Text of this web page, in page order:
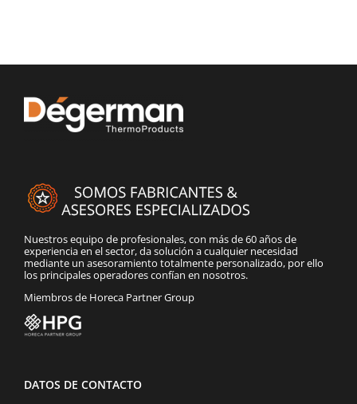
Nuestros equipo de profesionales, con más de 60 años de
experiencia en el sector, da solución a cualquier necesidad
mediante un asesoramiento totalmente personalizado, por ello
los principales operadores confían en nosotros.
Miembros de Horeca Partner Group
DATOS DE CONTACTO